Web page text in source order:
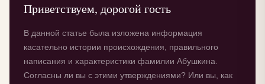
Приветствуем, дорогой гость
В данной статье была изложена информация
касательно истории происхождения, правильного
написания и характеристики фамилии Абушкина.
Согласны ли вы с этими утверждениями? Или вы, как